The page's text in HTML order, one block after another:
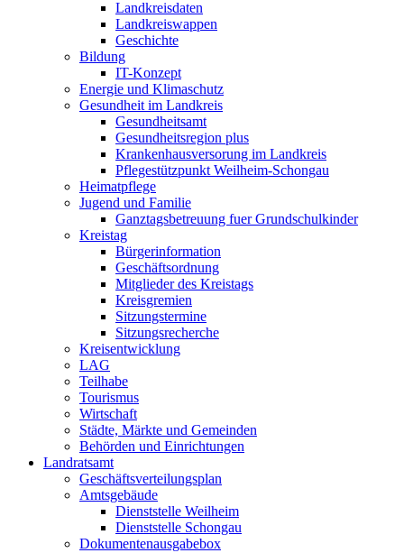
Landkreisdaten
Landkreiswappen
Geschichte
Bildung
IT-Konzept
Energie und Klimaschutz
Gesundheit im Landkreis
Gesundheitsamt
Gesundheitsregion plus
Krankenhausversorung im Landkreis
Pflegestützpunkt Weilheim-Schongau
Heimatpflege
Jugend und Familie
Ganztagsbetreuung fuer Grundschulkinder
Kreistag
Bürgerinformation
Geschäftsordnung
Mitglieder des Kreistags
Kreisgremien
Sitzungstermine
Sitzungsrecherche
Kreisentwicklung
LAG
Teilhabe
Tourismus
Wirtschaft
Städte, Märkte und Gemeinden
Behörden und Einrichtungen
Landratsamt
Geschäftsverteilungsplan
Amtsgebäude
Dienststelle Weilheim
Dienststelle Schongau
Dokumentenausgabebox